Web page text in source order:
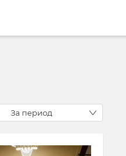
За период